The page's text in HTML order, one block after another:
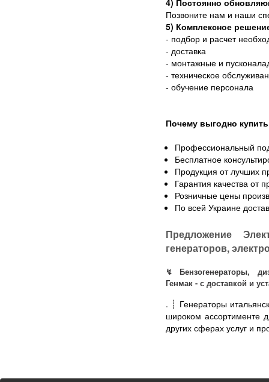
4) Постоянно
Позвоните нам и наши
5) Комплексное
- подбор и расчет
- доставка
- монтажные и
- техническое
- обучение персонала
Почему выгодно
Профессиональный
Бесплатное
Продукция от лучших
Гарантия качества от
Розничные цены
По всей Украине
Предложение
генераторов,
↯ Бензогенераторы,
Генмак - с доставкой и
. ┊ Генераторы
широком ассортименте
других сферах услуг и